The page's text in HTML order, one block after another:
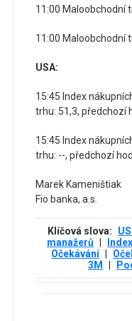
11:00 Maloobchodní
11:00 Maloobchodní
USA:
15:45 Index
trhu: 51,3, předchozí
15:45 Index
trhu: --, předchozí
Marek Kameništiak
Fio banka, a.s.
Klíčová slova:
manažerů
Index
Očekávání
3М